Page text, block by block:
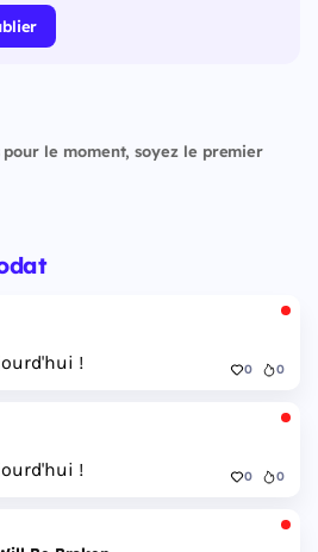
le moment, soyez le premier
! 0 0
! 0 0